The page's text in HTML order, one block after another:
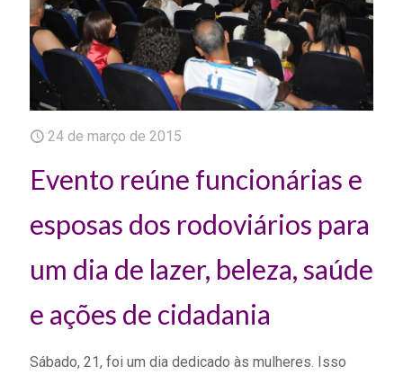
24 de março de 2015
Evento reúne funcionárias e
esposas dos rodoviários para
um dia de lazer, beleza, saúde
e ações de cidadania
Sábado, 21, foi um dia dedicado às mulheres. Isso